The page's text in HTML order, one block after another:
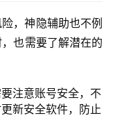
，神隐辅助也不例
也需要了解潜在的
注意账号安全，不
新安全软件，防止